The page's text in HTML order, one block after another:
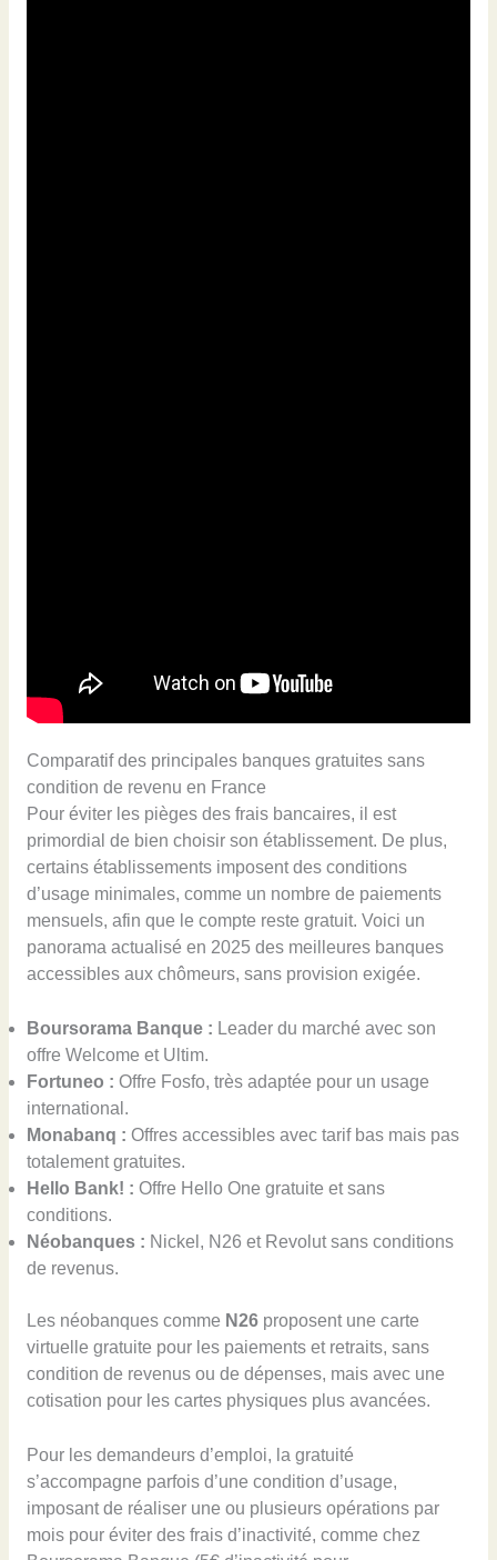
Comparatif des principales banques gratuites sans
condition de revenu en France
Pour éviter les pièges des frais bancaires, il est
primordial de bien choisir son établissement. De plus,
certains établissements imposent des conditions
d’usage minimales, comme un nombre de paiements
mensuels, afin que le compte reste gratuit. Voici un
panorama actualisé en 2025 des meilleures banques
accessibles aux chômeurs, sans provision exigée.
Boursorama Banque : Leader du marché avec son
offre Welcome et Ultim.
Fortuneo : Offre Fosfo, très adaptée pour un usage
international.
Monabanq : Offres accessibles avec tarif bas mais pas
totalement gratuites.
Hello Bank! : Offre Hello One gratuite et sans
conditions.
Néobanques : Nickel, N26 et Revolut sans conditions
de revenus.
Les néobanques comme N26proposent une carte
virtuelle gratuite pour les paiements et retraits, sans
condition de revenus ou de dépenses, mais avec une
cotisation pour les cartes physiques plus avancées.
Pour les demandeurs d’emploi, la gratuité
s’accompagne parfois d’une condition d’usage,
imposant de réaliser une ou plusieurs opérations par
mois pour éviter des frais d’inactivité, comme chez